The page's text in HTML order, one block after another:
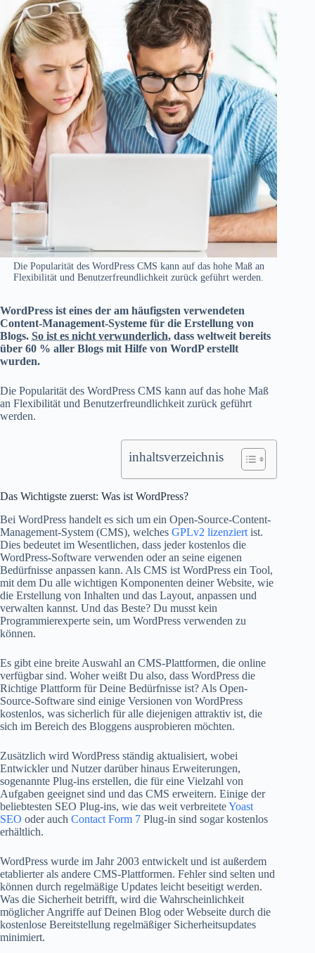
Die Popularität des WordPress CMS kann auf das hohe Maß an
Flexibilität und Benutzerfreundlichkeit zurück geführt werden.
WordPress ist eines der am häufigsten verwendeten
Content-Management-Systeme für die Erstellung von
Blogs. So ist es nicht verwunderlich, dass weltweit bereits
über 60 % aller Blogs mit Hilfe von WordP erstellt
wurden.
Die Popularität des WordPress CMS kann auf das hohe Maß
an Flexibilität und Benutzerfreundlichkeit zurück geführt
werden.
inhaltsverzeichnis
Das Wichtigste zuerst: Was ist WordPress?
Bei WordPress handelt es sich um ein Open-Source-Content-
Management-System (CMS), welches GPLv2 lizenziert ist.
Dies bedeutet im Wesentlichen, dass jeder kostenlos die
WordPress-Software verwenden oder an seine eigenen
Bedürfnisse anpassen kann. Als CMS ist WordPress ein Tool,
mit dem Du alle wichtigen Komponenten deiner Website, wie
die Erstellung von Inhalten und das Layout, anpassen und
verwalten kannst. Und das Beste? Du musst kein
Programmierexperte sein, um WordPress verwenden zu
können.
Es gibt eine breite Auswahl an CMS-Plattformen, die online
verfügbar sind. Woher weißt Du also, dass WordPress die
Richtige Plattform für Deine Bedürfnisse ist? Als Open-
Source-Software sind einige Versionen von WordPress
kostenlos, was sicherlich für alle diejenigen attraktiv ist, die
sich im Bereich des Bloggens ausprobieren möchten.
Zusätzlich wird WordPress ständig aktualisiert, wobei
Entwickler und Nutzer darüber hinaus Erweiterungen,
sogenannte Plug-ins erstellen, die für eine Vielzahl von
Aufgaben geeignet sind und das CMS erweitern. Einige der
beliebtesten SEO Plug-ins, wie das weit verbreiteteYoast
SEO oder auch Contact Form 7 Plug-in sind sogar kostenlos
erhältlich.
WordPress wurde im Jahr 2003 entwickelt und ist außerdem
etablierter als andere CMS-Plattformen. Fehler sind selten und
können durch regelmäßige Updates leicht beseitigt werden.
Was die Sicherheit betrifft, wird die Wahrscheinlichkeit
möglicher Angriffe auf Deinen Blog oder Webseite durch die
kostenlose Bereitstellung regelmäßiger Sicherheitsupdates
minimiert.